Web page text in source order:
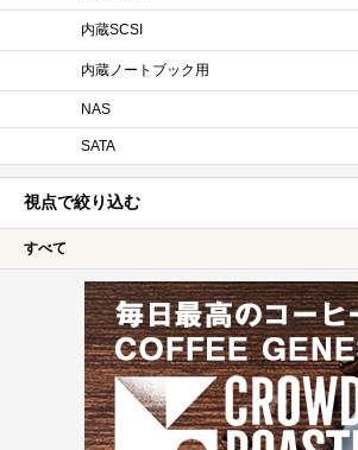
内蔵SCSI
内蔵ノートブック用
NAS
SATA
視点で絞り込む
すべて